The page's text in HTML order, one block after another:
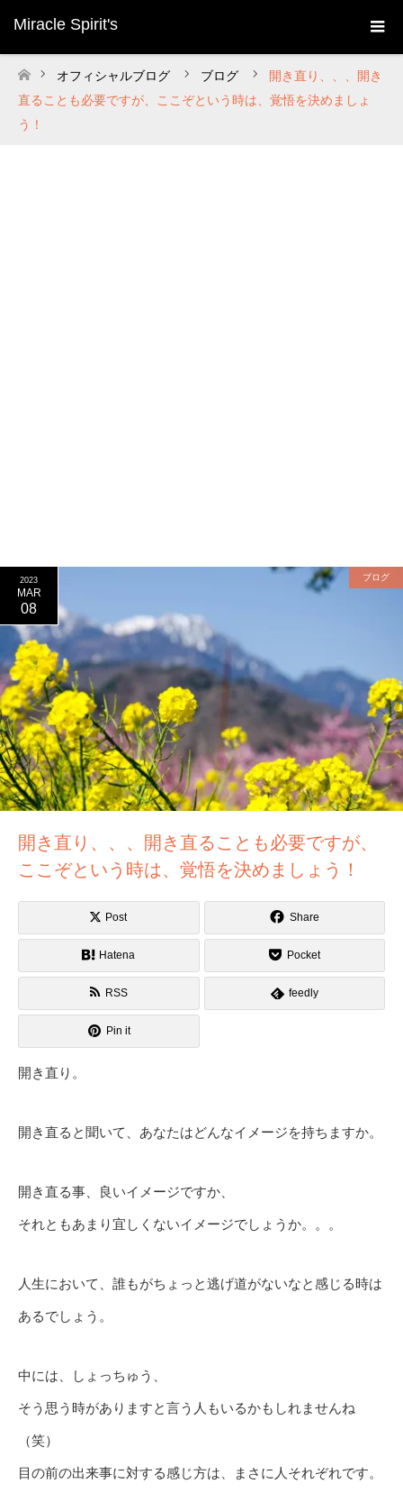
Miracle Spirit's
ホーム
オフィシャルブログ ブログ
開き直り、、、開き
直ることも必要ですが、ここぞという時は、覚悟を決めましょ
う！
2023
MAR
08
ブログ
開き直り、、、開き直ることも必要ですが、
ここぞという時は、覚悟を決めましょう！
Post Share
Hatena Pocket
RSS feedly
Pin it
開き直り。
開き直ると聞いて、あなたはどんなイメージを持ちますか。
開き直る事、良いイメージですか、
それともあまり宜しくないイメージでしょうか。。。
人生において、誰もがちょっと逃げ道がないなと感じる時は
あるでしょう。
中には、しょっちゅう、
そう思う時がありますと言う人もいるかもしれませんね
（笑）
目の前の出来事に対する感じ方は、まさに人それぞれです。